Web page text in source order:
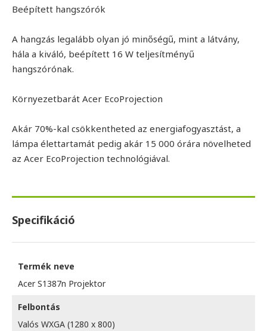
Beépített hangszórók
A hangzás legalább olyan jó minőségű, mint a látvány,
hála a kiváló, beépített 16 W teljesítményű
hangszórónak.
Környezetbarát Acer EcoProjection
Akár 70%-kal csökkentheted az energiafogyasztást, a
lámpa élettartamát pedig akár 15 000 órára növelheted
az Acer EcoProjection technológiával.
Specifikáció
Termék neve
Acer S1387n Projektor
Felbontás
Valós WXGA (1280 x 800)